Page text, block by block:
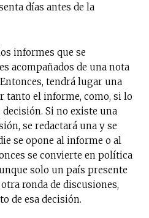
días antes de la
informes que se
acompañados de una nota
tendrá lugar una
tanto el informe, como, si lo
Si no existe una
se redactará una y se
se opone al informe o al
se convierte en política
solo un país presente
ronda de discusiones,
de esa decisión.